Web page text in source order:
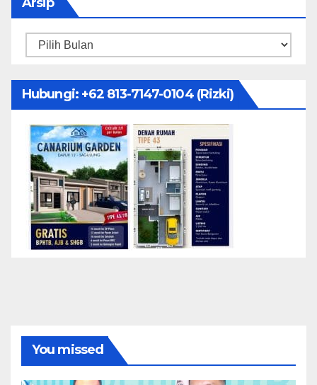
Arsip
Arsip
Hubungi: ‪+62 813-7147-0104‬ (Rizki)
You missed